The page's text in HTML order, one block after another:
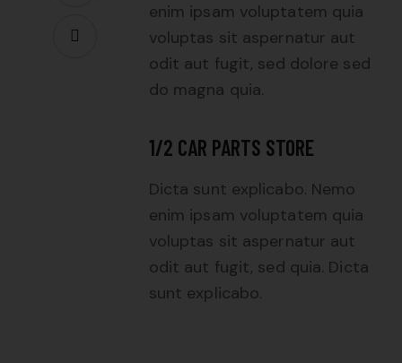
enim ipsam voluptatem quia
voluptas sit aspernatur aut
odit aut fugit, sed dolore sed
do magna quia.
1/2 CAR PARTS STORE
Dicta sunt explicabo. Nemo
enim ipsam voluptatem quia
voluptas sit aspernatur aut
odit aut fugit, sed quia. Dicta
sunt explicabo.